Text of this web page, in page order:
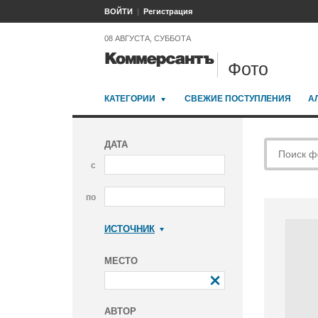
ВОЙТИ Регистрация
08 АВГУСТА, СУББОТА
Фото
КАТЕГОРИИ СВЕЖИЕ ПОСТУПЛЕНИЯ
ДАТА
с
по
ИСТОЧНИК
МЕСТО
АВТОР